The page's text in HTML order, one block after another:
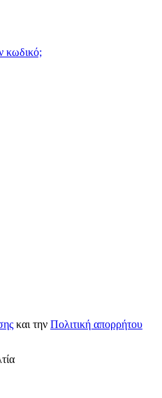
κωδικό;
και την Πολιτική απορρήτου